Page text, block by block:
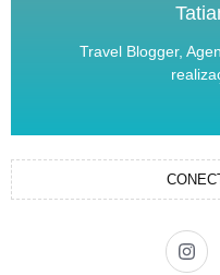
Travel Blogger,